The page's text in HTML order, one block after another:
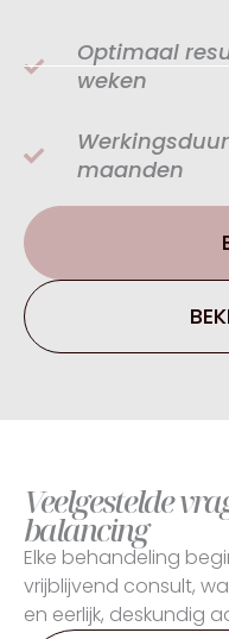
Optimaal
weken
maanden
Veelgestelde
balancing
Elke behandeling
vrijblijvend consult,
en eerlijk, deskundig